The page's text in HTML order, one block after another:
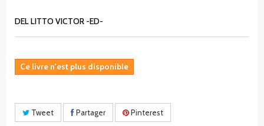
DEL LITTO VICTOR -ED-
Ce livre n'est plus disponible
Tweet Partager Pinterest